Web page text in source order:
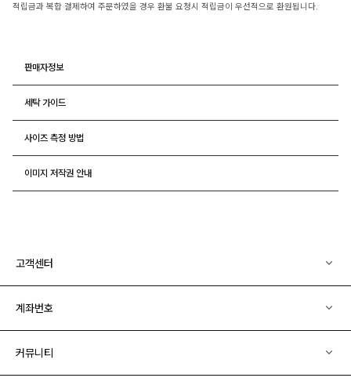
적립금과 복합 결제하여 주문하였을 경우 환불 요청시 적립금이 우선적으로 환원됩니다.
판매자정보
세탁 가이드
사이즈 측정 방법
이미지 저작권 안내
고객센터
계좌번호
커뮤니티